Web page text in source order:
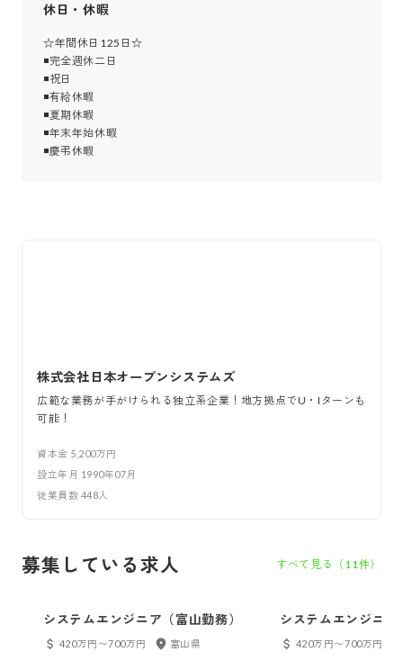
休日・休暇
☆年間休日125日☆
◾完全週休二日
◾祝日
◾有給休暇
◾夏期休暇
◾年末年始休暇
◾慶弔休暇
株式会社日本オープンシステムズ
広範な業務が手がけられる独立系企業！地方拠点でU・Iターンも
可能！
資本金 5,200万円
設立年月 1990年07月
従業員数 448人
募集している求人 すべて見る（ 11 件）
システムエンジニア（富山勤務）
420万円〜700万円 富山県
システムエンジニ
420万円〜700万円